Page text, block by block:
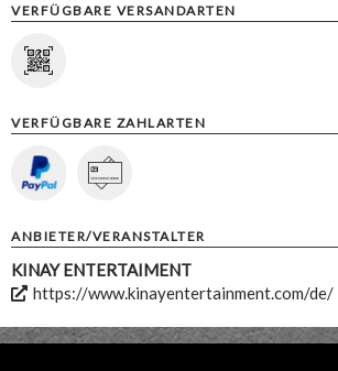
VERFÜGBARE VERSANDARTEN
VERFÜGBARE ZAHLARTEN
ANBIETER/VERANSTALTER
KINAY ENTERTAIMENT
https://www.kinayentertainment.com/de/